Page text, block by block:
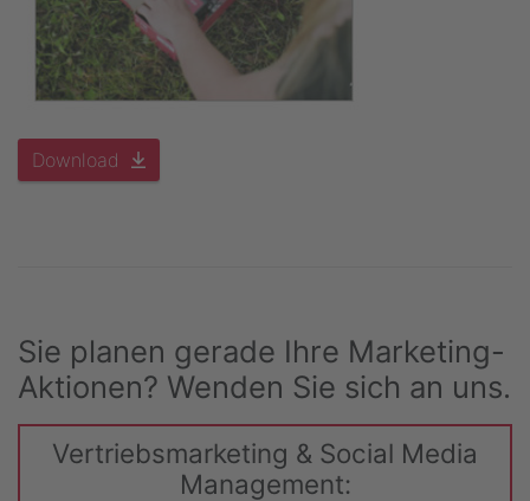
Download
Sie planen gerade Ihre Marketing-
Aktionen? Wenden Sie sich an uns.
Vertriebsmarketing & Social Media
Management: